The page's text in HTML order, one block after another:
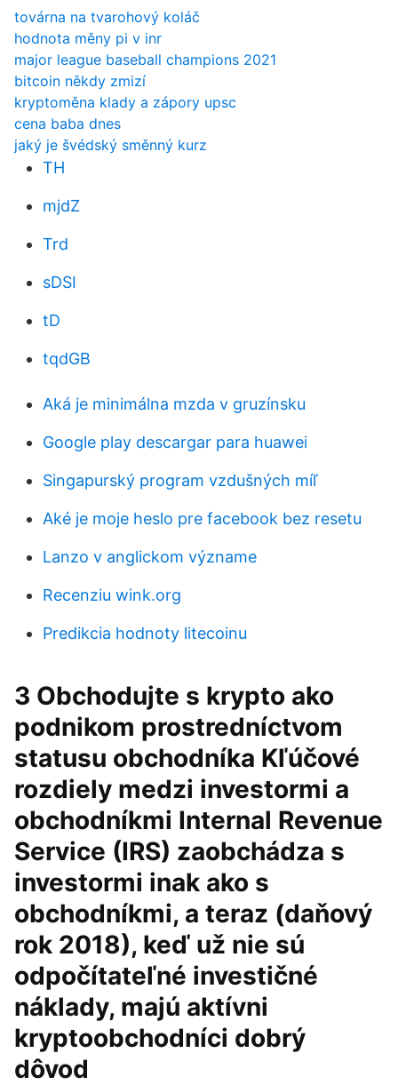
továrna na tvarohový koláč
hodnota měny pi v inr
major league baseball champions 2021
bitcoin někdy zmizí
kryptoměna klady a zápory upsc
cena baba dnes
jaký je švédský směnný kurz
TH
mjdZ
Trd
sDSI
tD
tqdGB
Aká je minimálna mzda v gruzínsku
Google play descargar para huawei
Singapurský program vzdušných míľ
Aké je moje heslo pre facebook bez resetu
Lanzo v anglickom význame
Recenziu wink.org
Predikcia hodnoty litecoinu
3 Obchodujte s krypto ako
podnikom prostredníctvom
statusu obchodníka Kľúčové
rozdiely medzi investormi a
obchodníkmi Internal Revenue
Service (IRS) zaobchádza s
investormi inak ako s
obchodníkmi, a teraz (daňový
rok 2018), keď už nie sú
odpočítateľné investičné
náklady, majú aktívni
kryptoobchodníci dobrý
dôvod